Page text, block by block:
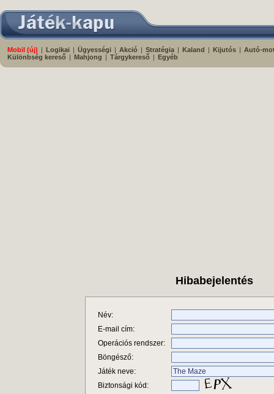
Mobil (új) | Logikai | Ügyességi | Akció | Stratégia | Kaland | Kijutós | Autó-
Különbség kereső | Mahjong | Tárgykereső | Egyéb
Hibabejelentés
Név:
E-mail cím:
Operációs rendszer:
Böngésző:
Játék neve:
Biztonsági kód: